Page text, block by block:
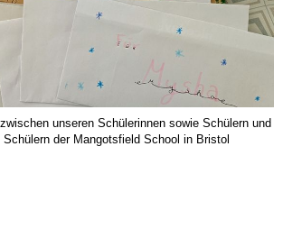
unseren Schülerinnen sowie Schülern und
der Mangotsfield School in Bristol